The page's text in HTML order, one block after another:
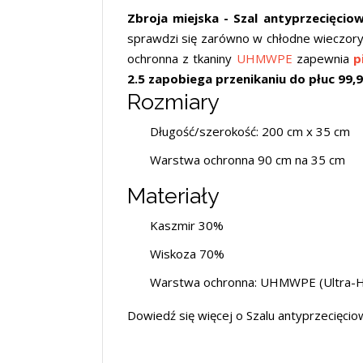
Zbroja miejska - Szal
sprawdzi się zarówno w chłodne
ochronna z tkaniny UHMWPE zapewnia
2.5 zapobiega przenikaniu do płuc
Rozmiary
Długość/szerokość: 200 cm x 35 cm
Warstwa ochronna 90 cm na 35 cm
Materiały
Kaszmir 30%
Wiskoza 70%
Warstwa ochronna: UHMWPE
Dowiedź się więcej o Szalu